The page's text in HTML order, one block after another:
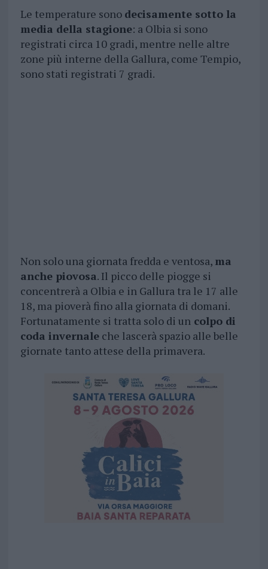
Le temperature sono decisamente sotto la
media della stagione: a Olbia si sono
registrati circa 10 gradi, mentre nelle altre
zone più interne della Gallura, come Tempio,
sono stati registrati 7 gradi.
Non solo una giornata fredda e ventosa, ma
anche piovosa. Il picco delle piogge si
concentrerà a Olbia e in Gallura tra le 17 alle
18, ma pioverà fino alla giornata di domani.
Fortunatamente si tratta solo di uncolpo di
coda invernaleche lascerà spazio alle belle
giornate tanto attese della primavera.